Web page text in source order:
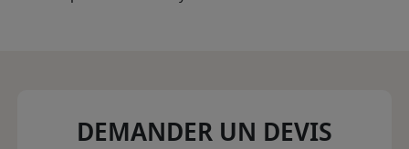
DEMANDER UN DEVIS